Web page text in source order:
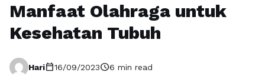
Manfaat Olahraga untuk
Kesehatan Tubuh
Haricalendar_today16/09/2023schedule6 min read